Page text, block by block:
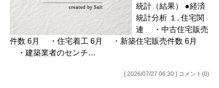
統計（結果） ●経済
統計分析 １. 住宅関
連 ・中古住宅販売
件数 6月 ・住宅着工 6月 ・新築住宅販売件数 6月
・建築業者のセンチ…
[ 2026/07/27 06:30 ] コメント(0)